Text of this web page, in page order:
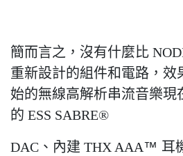
簡而言之，沒有什麼比
重新設計的組件和電路，效
始的無線高解析串流音樂現
的 ESS SABRE®
DAC 、內建 THX AAA™ 耳